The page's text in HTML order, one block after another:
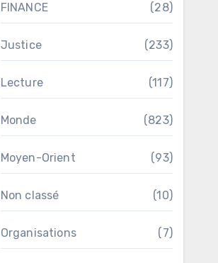
FINANCE (28)
Justice (233)
Lecture (117)
Monde (823)
Moyen-Orient (93)
Non classé (10)
Organisations (7)